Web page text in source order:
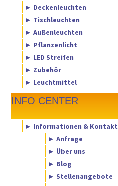
► Deckenleuchten
► Tischleuchten
► Außenleuchten
► Pflanzenlicht
► LED Streifen
► Zubehör
► Leuchtmittel
INFO CENTER
► Informationen & Kontakt
► Anfrage
► Über uns
► Blog
► Stellenangebote